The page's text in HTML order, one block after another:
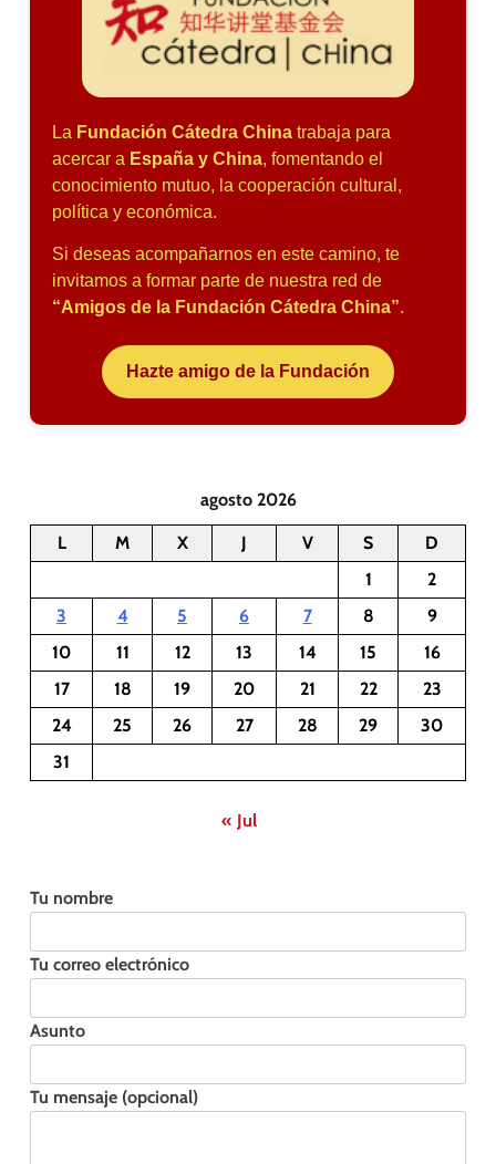
La Fundación Cátedra China trabaja para
acercar a España y China, fomentando el
conocimiento mutuo, la cooperación cultural,
política y económica.
Si deseas acompañarnos en este camino, te
invitamos a formar parte de nuestra red de
“Amigos de la Fundación Cátedra China”.
Hazte amigo de la Fundación
agosto 2026
L M X J V S
D
1
2
3
4 5 6 7 8
9
10
11 12 13 14 15
16
17
18 19 20 21 22
23
24
25 26 27 28 29
30
31
« Jul
Tu nombre
Tu correo electrónico
Asunto
Tu mensaje (opcional)